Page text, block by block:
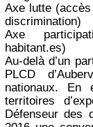
Axe lutte
discrimination)
Axe
habitant.es)
Au-delà d’un
PLCD
nationaux. En
territoires
Défenseur des